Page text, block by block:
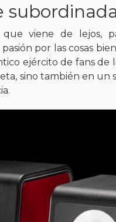
viene de lejos,
por las cosas
ejército de fans de
sino también en un